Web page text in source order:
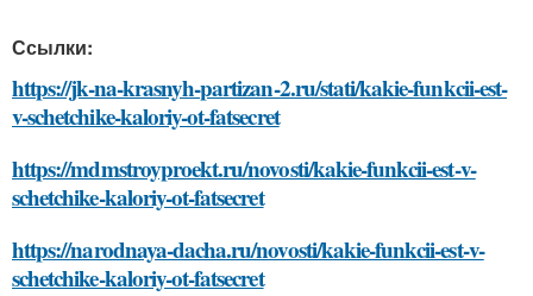
Ссылки:
https://jk-na-krasnyh-partizan-2.ru/stati/kakie-funkcii-est-
v-schetchike-kaloriy-ot-fatsecret
https://mdmstroyproekt.ru/novosti/kakie-funkcii-est-v-
schetchike-kaloriy-ot-fatsecret
https://narodnaya-dacha.ru/novosti/kakie-funkcii-est-v-
schetchike-kaloriy-ot-fatsecret